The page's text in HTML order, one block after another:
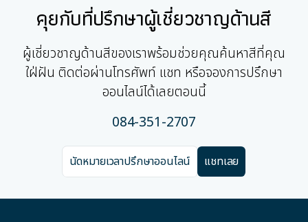
คุยกับที่ปรึกษาผู้เชี่ยวชาญด้านสี
ผู้เชี่ยวชาญด้านสีของเราพร้อมช่วยคุณค้นหาสีที่คุณ
ใฝ่ฝัน ติดต่อผ่านโทรศัพท์ แชท หรือจองการปรึกษา
ออนไลน์ได้เลยตอนนี้
084-351-2707
นัดหมายเวลาปรึกษาออนไลน์ แชทเลย